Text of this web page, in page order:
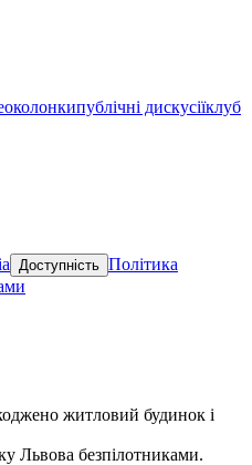
колонкипублічні дискусіїклуб
Доступність Політика
житловий будинок і
Львова безпілотниками.